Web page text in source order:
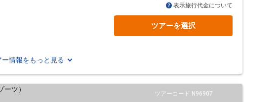
表示旅行代金について
ツアーを選択
ー情報をもっと見る
ツアーコード N96907